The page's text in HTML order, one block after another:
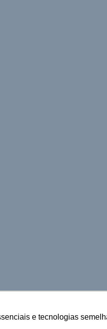
e tecnologias